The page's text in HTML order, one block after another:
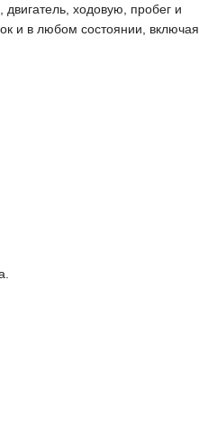
ходовую, пробег и
и в любом состоянии, включая